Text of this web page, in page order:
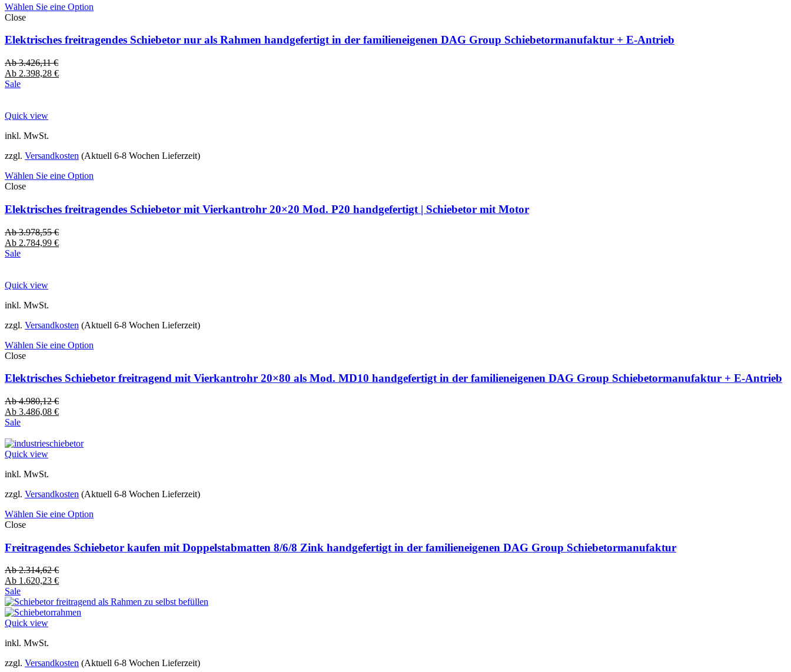
Wählen Sie eine Option
Close
Elektrisches freitragendes Schiebetor nur als Rahmen handgefertigt in der familieneigenen DAG Group Schiebetormanufaktur + E-Antrieb
Ab3.426,11€
Ab 2.398,28 €
Sale
Quick view
inkl. MwSt.
zzgl. Versandkosten (Aktuell 6-8 Wochen Lieferzeit)
Wählen Sie eine Option
Close
Elektrisches freitragendes Schiebetor mit Vierkantrohr 20×20 Mod. P20 handgefertigt | Schiebetor mit Motor
Ab3.978,55€
Ab 2.784,99 €
Sale
Quick view
inkl. MwSt.
zzgl. Versandkosten (Aktuell 6-8 Wochen Lieferzeit)
Wählen Sie eine Option
Close
Elektrisches Schiebetor freitragend mit Vierkantrohr 20×80 als Mod. MD10 handgefertigt in der familieneigenen DAG Group Schiebetormanufaktur + E-Antrieb
Ab4.980,12€
Ab 3.486,08 €
Sale
Quick view
inkl. MwSt.
zzgl. Versandkosten (Aktuell 6-8 Wochen Lieferzeit)
Wählen Sie eine Option
Close
Freitragendes Schiebetor kaufen mit Doppelstabmatten 8/6/8 Zink handgefertigt in der familieneigenen DAG Group Schiebetormanufaktur
Ab2.314,62€
Ab 1.620,23 €
Sale
Quick view
inkl. MwSt.
zzgl. Versandkosten (Aktuell 6-8 Wochen Lieferzeit)